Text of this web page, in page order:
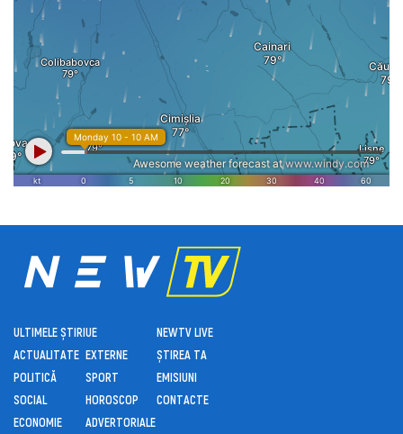
ULTIMELE ȘTIRI
ACTUALITATE
POLITICĂ
SOCIAL
ECONOMIE
UE
EXTERNE
SPORT
HOROSCOP
ADVERTORIALE
NEWTV LIVE
ȘTIREA TA
EMISIUNI
CONTACTE